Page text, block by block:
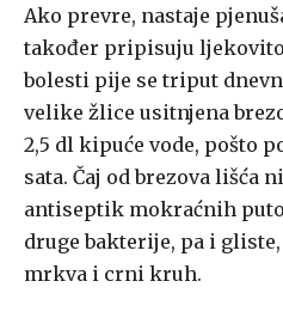
Ako prevre, nastaje
također pripisuju
bolesti pije se triput
velike žlice usitnjena
2,5 dl kipuće vode, pošto
sata. Čaj od brezova lišća
antiseptik mokraćnih
druge bakterije, pa i
mrkva i crni kruh.